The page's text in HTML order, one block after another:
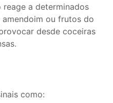
a determinados
ou frutos do
desde coceiras
como: